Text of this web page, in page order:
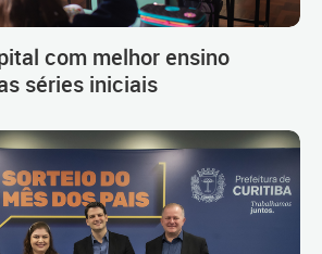
com melhor ensino
séries iniciais